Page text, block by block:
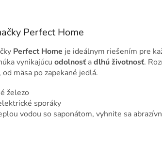
Perfect Home
Perfect Home je ideálnym riešením pre
vynikajúcu odolnosť adlhú životnosť.
mäsa po zapekané jedlá.
železo
sporáky
vodou so saponátom, vyhnite sa